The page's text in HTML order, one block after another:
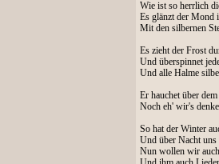
Wie ist so herrlich
Es glänzt der Mond
Mit den silbernen
Es zieht der Frost
Und überspinnet
Und alle Halme
Er hauchet über
Noch eh' wir's
So hat der Winter
Und über Nacht uns
Nun wollen wir